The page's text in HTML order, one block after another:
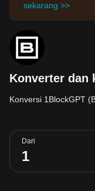
sekarang >>
Konverter dan
Konversi 1BlockGPT
Dari